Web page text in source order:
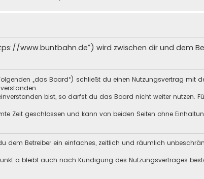
www.buntbahn.de“) wird zwischen dir und dem
„das Board“) schließt du einen Nutzungsvertrag mit
bist, so darfst du das Board nicht weiter nutzen.
Zeit geschlossen und kann von beiden Seiten ohne
dem Betreiber ein einfaches, zeitlich und räumlich
a bleibt auch nach Kündigung des Nutzungsvertrages